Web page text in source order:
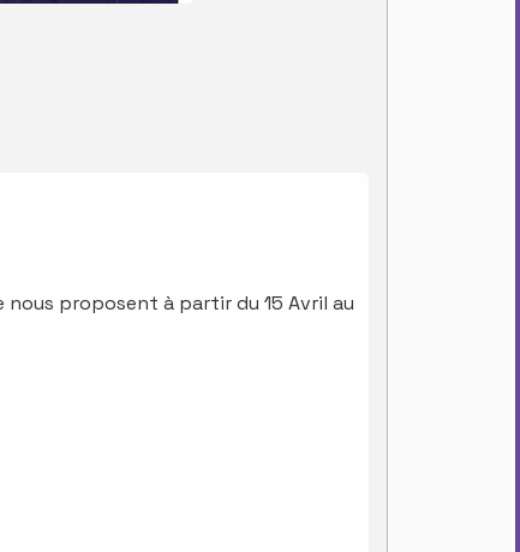
nous proposent à partir du 15 Avril au